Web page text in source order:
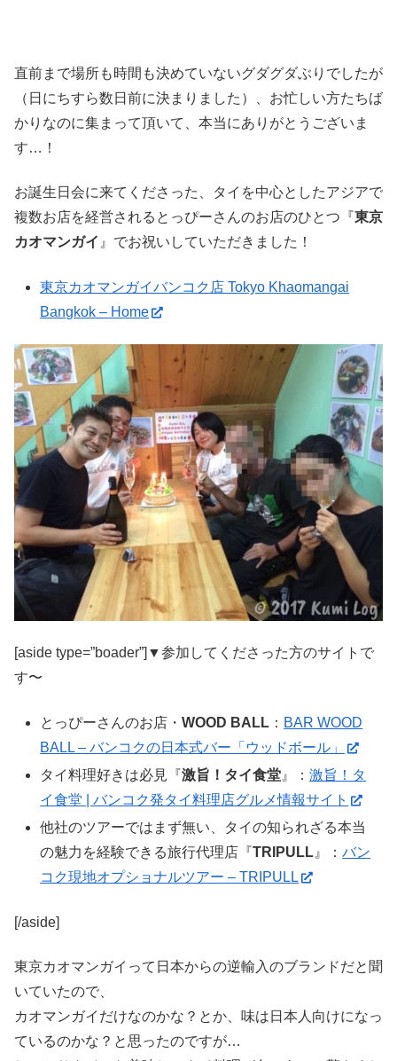
直前まで場所も時間も決めていないグダグダぶりでしたが
（日にちすら数日前に決まりました）、お忙しい方たちば
かりなのに集まって頂いて、本当にありがとうございま
す…！
お誕生日会に来てくださった、タイを中心としたアジアで
複数お店を経営されるとっぴーさんのお店のひとつ『東京
カオマンガイ 』でお祝いしていただきました！
東京カオマンガイバンコク店 Tokyo Khaomangai
Bangkok – Home
[aside type=”boader”]▼参加してくださった方のサイトで
す〜
とっぴーさんのお店・WOOD BALL ： BAR WOOD
BALL – バンコクの日本式バー「ウッドボール」
タイ料理好きは必見『激旨！タイ食堂 』：激旨！タ
イ食堂 | バンコク発タイ料理店グルメ情報サイト
他社のツアーではまず無い、タイの知られざる本当
の魅力を経験できる旅行代理店『TRIPULL 』：バン
コク現地オプショナルツアー – TRIPULL
[/aside]
東京カオマンガイって日本からの逆輸入のブランドだと聞
いていたので、
カオマンガイだけなのかな？とか、味は日本人向けになっ
ているのかな？と思ったのですが…